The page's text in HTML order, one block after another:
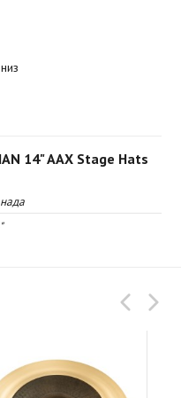
14" AAX Stage Hats